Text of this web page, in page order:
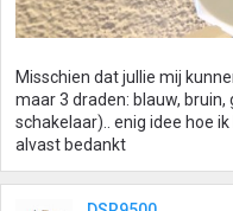
Misschien dat jullie mij
maar 3 draden: blauw,
schakelaar).. enig idee hoe
alvast bedankt